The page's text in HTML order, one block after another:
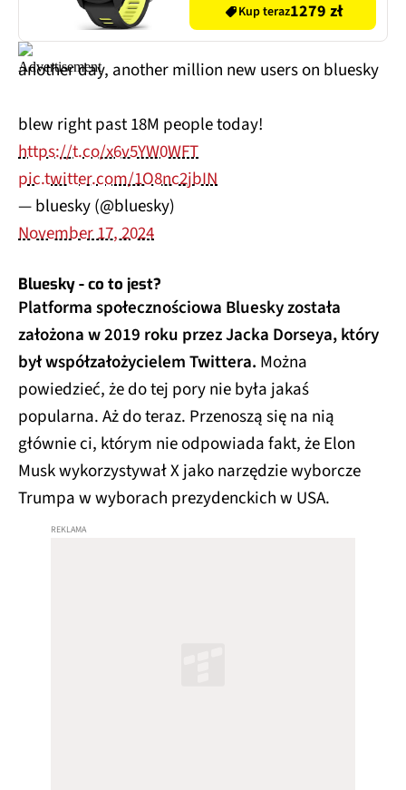
Kup teraz1279 zł
another day, another million new users on bluesky
blew right past 18M people today!
https://t.co/x6v5YW0WFT
pic.twitter.com/1O8nc2jbIN
— bluesky (@bluesky)
November 17, 2024
Bluesky - co to jest?
Platforma społecznościowa Bluesky została
założona w 2019 roku przez Jacka Dorseya, który
był współzałożycielem Twittera. Można
powiedzieć, że do tej pory nie była jakaś
popularna. Aż do teraz. Przenoszą się na nią
głównie ci, którym nie odpowiada fakt, że Elon
Musk wykorzystywał X jako narzędzie wyborcze
Trumpa w wyborach prezydenckich w USA.